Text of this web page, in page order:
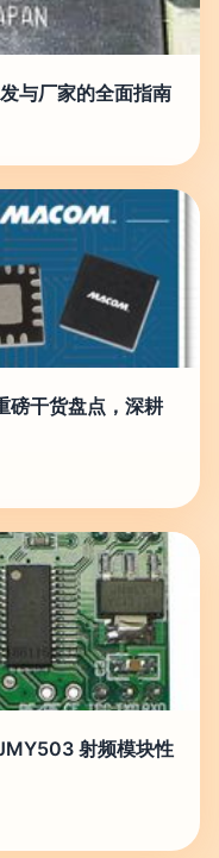
与厂家的全面指南
磅干货盘点，深耕
射频模块性